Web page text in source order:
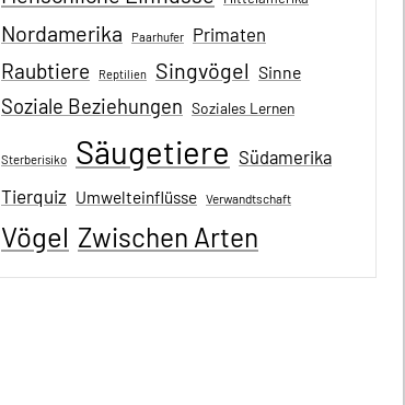
Nordamerika Paarhufer Primaten
Raubtiere Reptilien Singvögel Sinne
Soziale Beziehungen Soziales Lernen
Sterberisiko Säugetiere Südamerika
Tierquiz Umwelteinflüsse Verwandtschaft
Vögel Zwischen Arten